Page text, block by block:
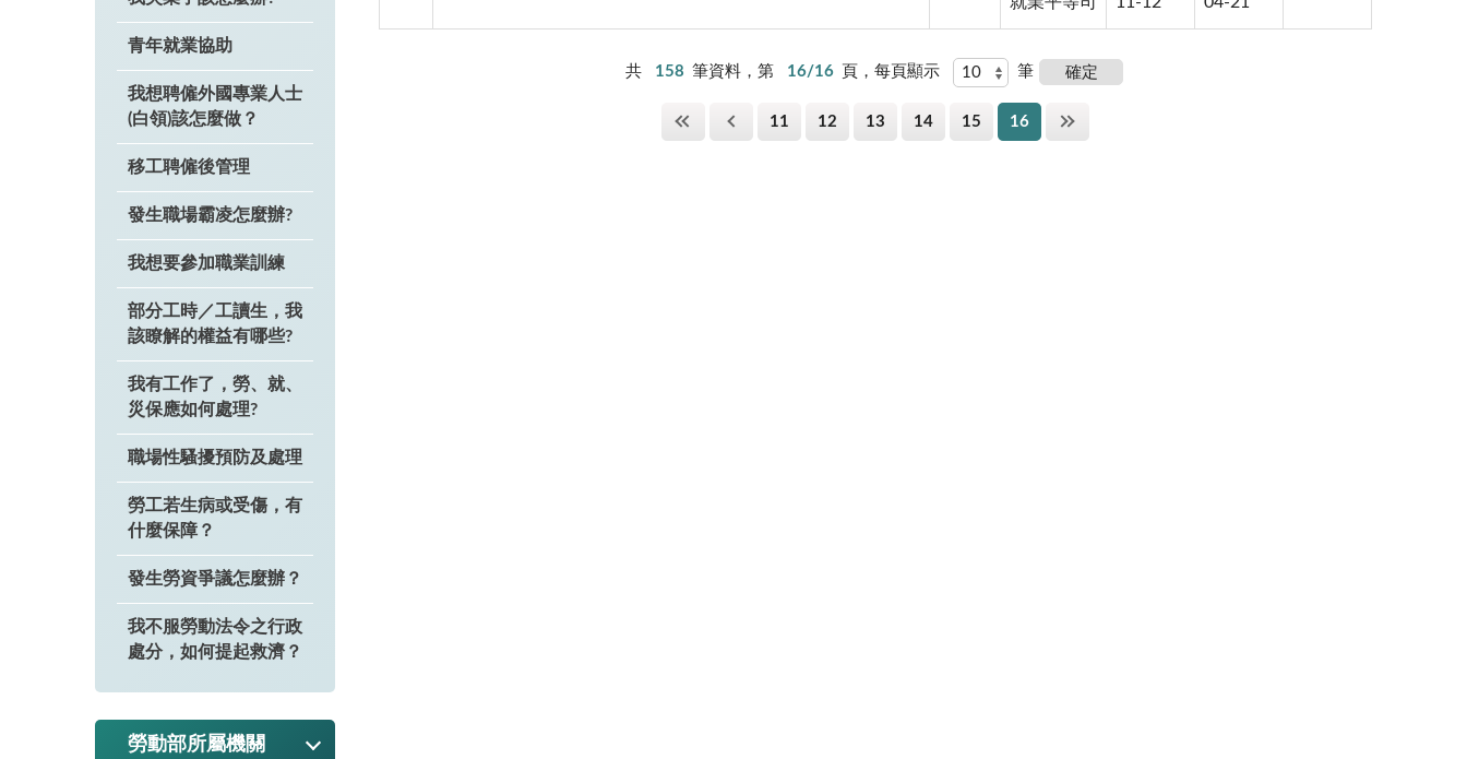
青年就業協助
我想聘僱外國專業人士
(白領)該怎麼做？
移工聘僱後管理
發生職場霸凌怎麼辦?
我想要參加職業訓練
部分工時／工讀生，我
該瞭解的權益有哪些?
我有工作了，勞、就、
災保應如何處理?
職場性騷擾預防及處理
勞工若生病或受傷，有
什麼保障？
發生勞資爭議怎麼辦？
我不服勞動法令之行政
處分，如何提起救濟？
勞動部所屬機關
共 158 筆資料，第 16/16 頁，每頁顯示 筆
11 12 13 14 15 16